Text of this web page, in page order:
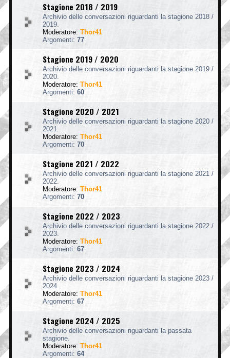
Stagione 2018 / 2019
Archivio delle conversazioni riguardanti la stagione 2018 /
2019.
Moderatore: Thor41
Argomenti: 77
Stagione 2019 / 2020
Archivio delle conversazioni riguardanti la stagione 2019 /
2020.
Moderatore: Thor41
Argomenti: 60
Stagione 2020 / 2021
Archivio delle conversazioni riguardanti la stagione 2020 /
2021.
Moderatore: Thor41
Argomenti: 70
Stagione 2021 / 2022
Archivio delle conversazioni riguardanti la stagione 2021 /
2022.
Moderatore: Thor41
Argomenti: 70
Stagione 2022 / 2023
Archivio delle conversazioni riguardanti la stagione 2022 /
2023.
Moderatore: Thor41
Argomenti: 67
Stagione 2023 / 2024
Archivio delle conversazioni riguardanti la stagione 2023 /
2024.
Moderatore: Thor41
Argomenti: 67
Stagione 2024 / 2025
Archivio delle conversazioni riguardanti la passata
stagione.
Moderatore: Thor41
Argomenti: 64